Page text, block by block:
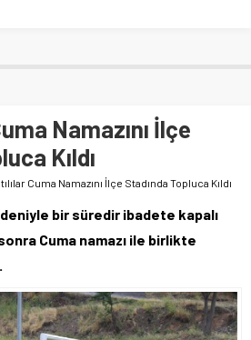
Namazını İlçe
Kıldı
Cuma Namazını İlçe Stadında Topluca Kıldı
bir süredir ibadete kapalı
Cuma namazı ile birlikte